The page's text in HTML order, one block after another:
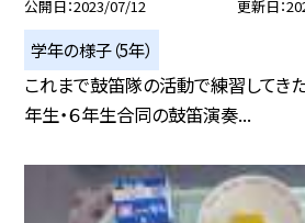
公開日 2023/07/12 更新日
学年の様子（5年）
これまで鼓笛隊の活動で練習してき
年生・６年生合同の鼓笛演奏...